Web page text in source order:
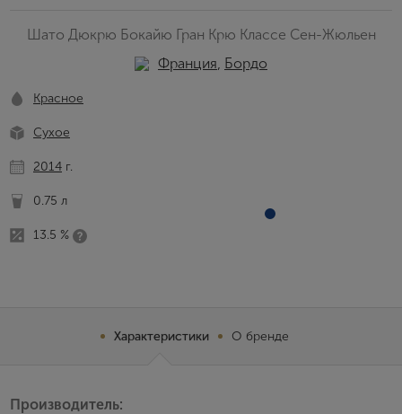
Шато Дюкрю Бокайю Гран Крю Классе Сен-Жюльен
Франция, Бордо
Красное
Сухое
2014 г.
0.75 л
13.5 %
Характеристики О бренде
Производитель: